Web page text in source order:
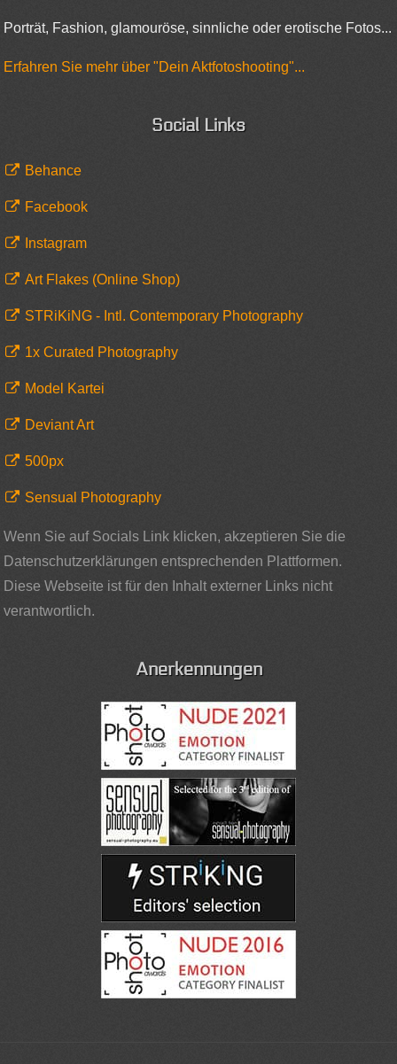
Porträt, Fashion, glamouröse, sinnliche oder erotische Fotos...
Erfahren Sie mehr über "Dein Aktfotoshooting"...
Social Links
Behance
Facebook
Instagram
Art Flakes (Online Shop)
STRiKiNG - Intl. Contemporary Photography
1x Curated Photography
Model Kartei
Deviant Art
500px
Sensual Photography
Wenn Sie auf Socials Link klicken, akzeptieren Sie die
Datenschutzerklärungen entsprechenden Plattformen.
Diese Webseite ist für den Inhalt externer Links nicht
verantwortlich.
Anerkennungen